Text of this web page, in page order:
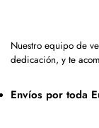
Nuestro equipo de
dedicación, y te
Envíos por toda